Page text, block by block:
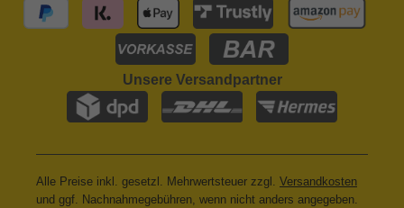
Unsere Versandpartner
Alle Preise inkl. gesetzl. Mehrwertsteuer zzgl. Versandkosten
und ggf. Nachnahmegebühren, wenn nicht anders angegeben.